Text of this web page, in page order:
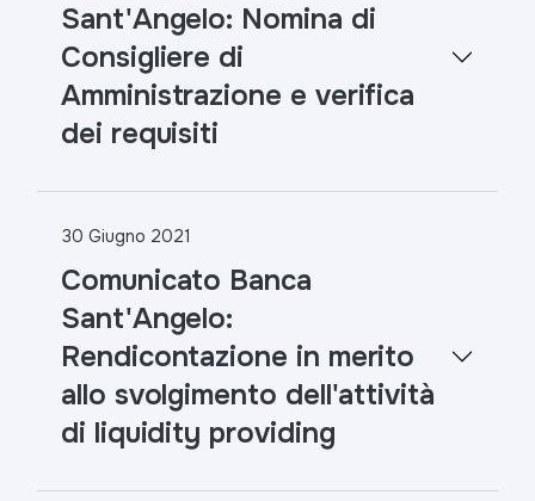
Sant'Angelo: Nomina di
Consigliere di
Amministrazione e verifica
dei requisiti
30 Giugno 2021
Comunicato Banca
Sant'Angelo:
Rendicontazione in merito
allo svolgimento dell'attività
di liquidity providing